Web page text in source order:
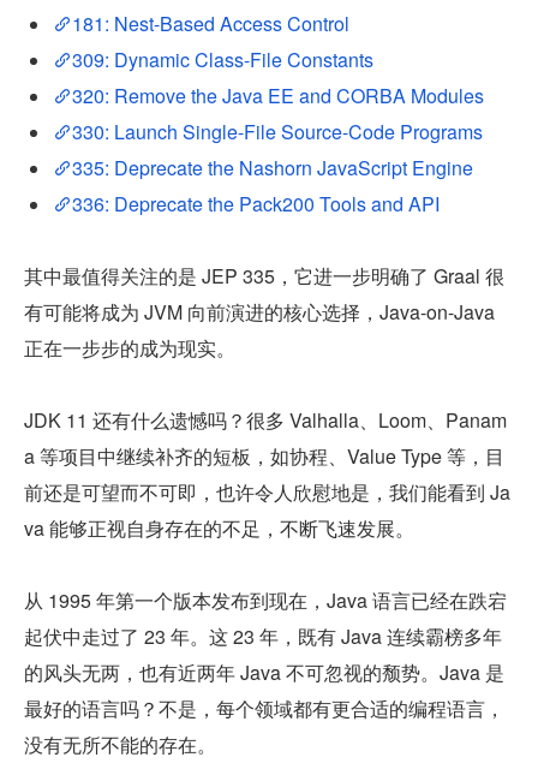
181: Nest-Based Access Control
309: Dynamic Class-File Constants
320: Remove the Java EE and CORBA Modules
330: Launch Single-File Source-Code Programs
335: Deprecate the Nashorn JavaScript Engine
336: Deprecate the Pack200 Tools and API
其中最值得关注的是 JEP 335，它进一步明确了 Graal 很
有可能将成为 JVM 向前演进的核心选择，Java-on-Java
正在一步步的成为现实。
JDK 11 还有什么遗憾吗？很多 Valhalla、Loom、Panam
a 等项目中继续补齐的短板，如协程、Value Type 等，目
前还是可望而不可即，也许令人欣慰地是，我们能看到 Ja
va 能够正视自身存在的不足，不断飞速发展。
从 1995 年第一个版本发布到现在，Java 语言已经在跌宕
起伏中走过了 23 年。这 23 年，既有 Java 连续霸榜多年
的风头无两，也有近两年 Java 不可忽视的颓势。Java 是
最好的语言吗？不是，每个领域都有更合适的编程语言，
没有无所不能的存在。